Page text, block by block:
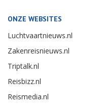
ONZE WEBSITES
Luchtvaartnieuws.nl
Zakenreisnieuws.nl
Triptalk.nl
Reisbizz.nl
Reismedia.nl